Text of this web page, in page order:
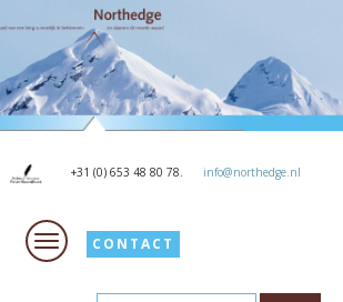
+31 (0) 653 48 80 78. info@northedge.nl
CONTACT